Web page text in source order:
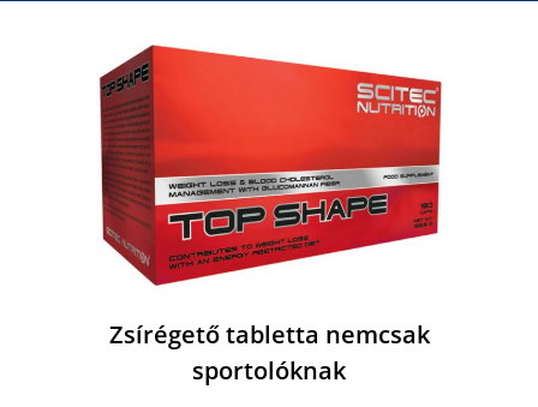
Zsírégető tabletta nemcsak
sportolóknak